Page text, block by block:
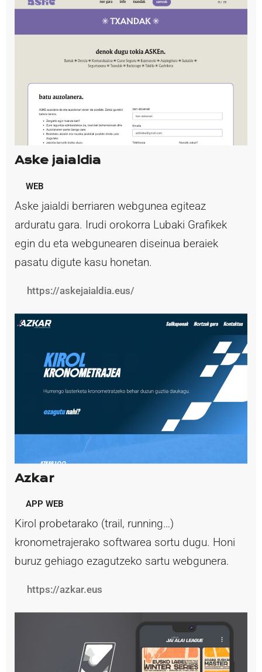
Aske jaialdia
WEB
Aske jaialdi berriaren webgunea egiteaz
arduratu gara. Irudi orokorra Lubaki Grafikek
egin du eta webgunearen diseinua beraiek
pasatu digute kasu honetan.
https://askejaialdia.eus/
Azkar
APP WEB
Kirol probetarako (trail, running…)
kronometrajerako softwarea sortu dugu. Honi
buruz gehiago ezagutzeko sartu webgunera.
https://azkar.eus